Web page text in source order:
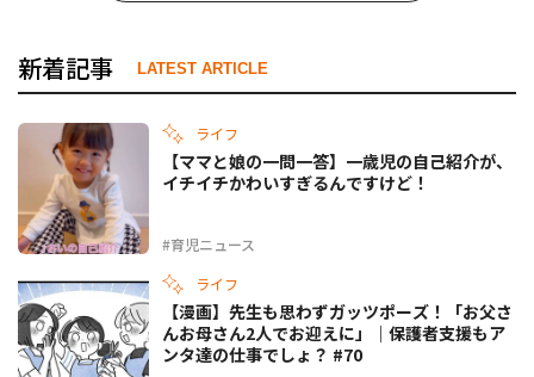
新着記事 LATEST ARTICLE
ライフ
#育児ニュース
【ママと娘の一問一答】一歳児の自己紹介が、
イチイチかわいすぎるんですけど！
ライフ
【漫画】先生も思わずガッツポーズ！「お父さ
んお母さん2人でお迎えに」｜保護者支援もア
ンタ達の仕事でしょ？ #70